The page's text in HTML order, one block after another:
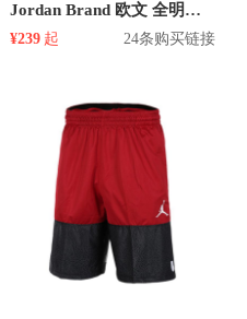
Jordan Brand 欧文 全明星直筒 11号球衣运动风
¥239 起 24条购买链接